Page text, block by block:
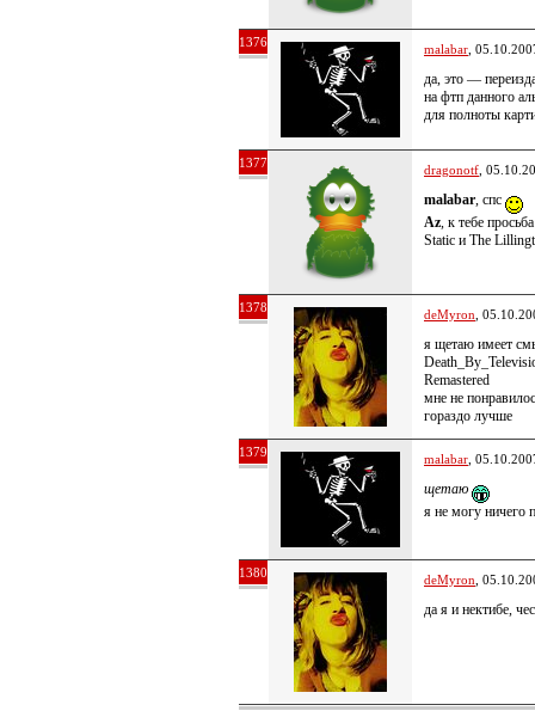
1376 malabar ,
да, это —
на фтп данного
для полноты
1377 dragonotf ,
malabar, спс
Az , к тебе
Static и The
1378 deMyron ,
я щетаю имеет
Remastered
мне не
гораздо лучше
1379 malabar ,
щетаю
я не могу ничего
1380 deMyron ,
да я и нектибе,